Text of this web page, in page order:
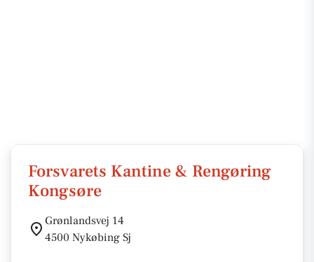
Forsvarets Kantine & Rengøring
Kongsøre
Grønlandsvej 14
4500 Nykøbing Sj